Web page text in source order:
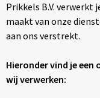
Persoonlijke
Schrijfwaren
Multifunctionele
Touchpennen
Peuters en Baby's
Regenkleding
Duffeltassen
Golftassen
Prikkels B.V. verwerkt
maakt van onze
aan ons verstrekt.
Hieronder vind je een
wij verwerken: